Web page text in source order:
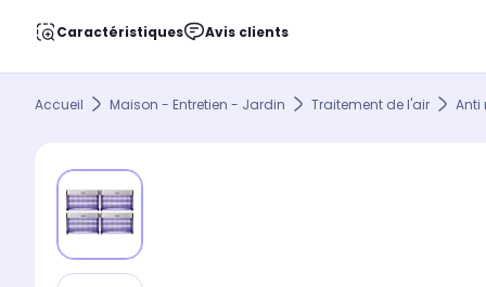
Caractéristiques Avis clients
Accueil Maison - Entretien - Jardin Traitement de l'air Anti